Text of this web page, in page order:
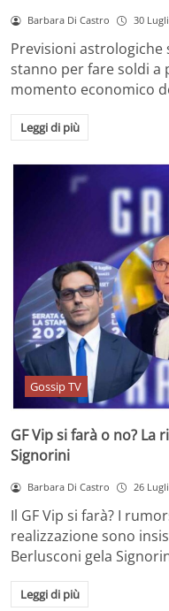
Barbara Di Castro 30
Previsioni
stanno per fare soldi a
momento economico
Leggi di più
Gossip TV
GF Vip si farà o no? La
Signorini
Barbara Di Castro 26
Il GF Vip si farà? I
realizzazione sono
Berlusconi gela
Leggi di più